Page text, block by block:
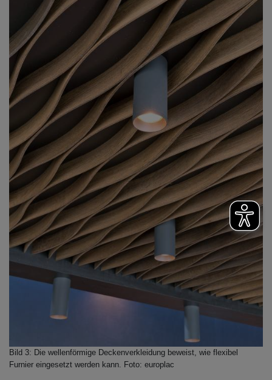
Bild 3: Die wellenförmige Deckenverkleidung beweist, wie flexibel
Furnier eingesetzt werden kann. Foto: europlac